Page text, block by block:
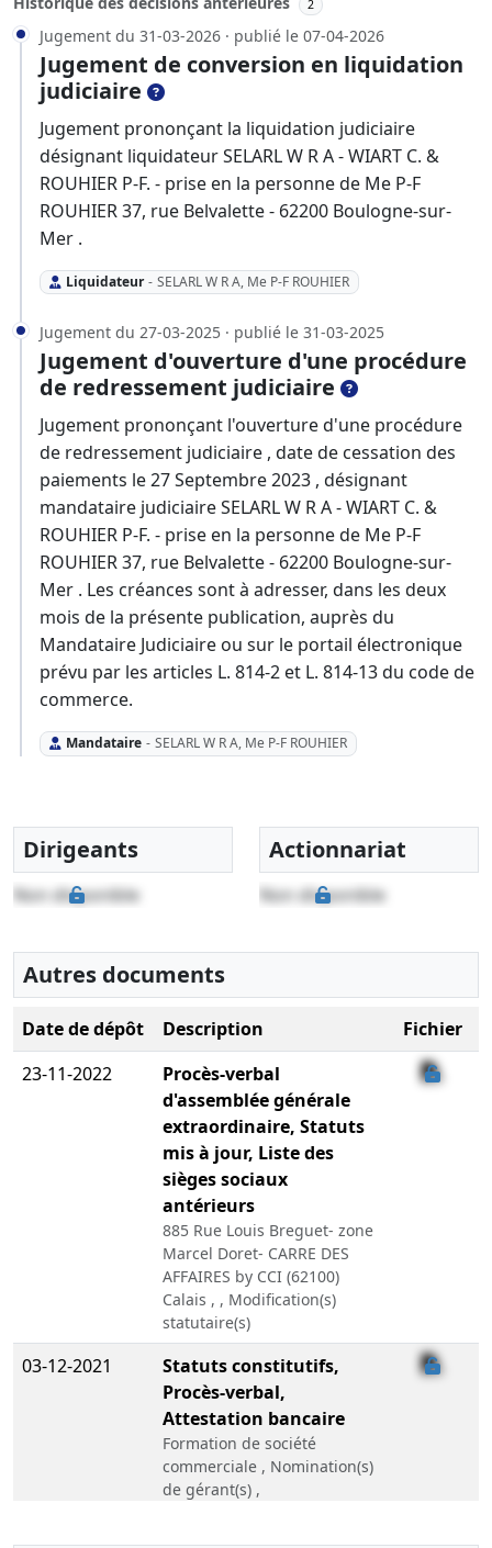
2
Jugement du 31-03-2026 · publié le 07-04-2026
Jugement de conversion en liquidation
judiciaire
Jugement prononçant la liquidation judiciaire
désignant liquidateur SELARL W R A - WIART C. &
ROUHIER P-F. - prise en la personne de Me P-F
ROUHIER 37, rue Belvalette - 62200 Boulogne-sur-
Mer .
Liquidateur - SELARL W R A, Me P-F ROUHIER
Jugement du 27-03-2025 · publié le 31-03-2025
Jugement d'ouverture d'une procédure
de redressement judiciaire
Jugement prononçant l'ouverture d'une procédure
de redressement judiciaire , date de cessation des
paiements le 27 Septembre 2023 , désignant
mandataire judiciaire SELARL W R A - WIART C. &
ROUHIER P-F. - prise en la personne de Me P-F
ROUHIER 37, rue Belvalette - 62200 Boulogne-sur-
Mer . Les créances sont à adresser, dans les deux
mois de la présente publication, auprès du
Mandataire Judiciaire ou sur le portail électronique
prévu par les articles L. 814-2 et L. 814-13 du code de
commerce.
Mandataire - SELARL W R A, Me P-F ROUHIER
Dirigeants
Non disponible
Actionnariat
Non disponible
Autres documents
Date de dépôt Description
Fichier
23-11-2022
Procès-verbal
d'assemblée générale
extraordinaire, Statuts
mis à jour, Liste des
sièges sociaux
antérieurs
885 Rue Louis Breguet- zone
Marcel Doret- CARRE DES
AFFAIRES by CCI (62100)
Calais , , Modification(s)
statutaire(s)
03-12-2021
Statuts constitutifs,
Procès-verbal,
Attestation bancaire
Formation de société
commerciale , Nomination(s)
de gérant(s) ,